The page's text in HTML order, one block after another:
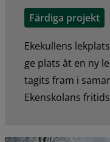
Färdiga projekt
Ekekullens
ge plats åt en ny
tagits fram i
Ekenskolans